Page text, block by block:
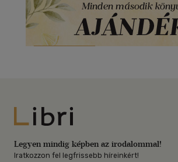
Libri
Legyen mindig képben az irodalommal!
Iratkozzon fel legfrissebb híreinkért!